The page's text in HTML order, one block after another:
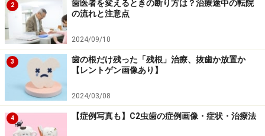
スクは排除できませんでした。しかしCAD/CAM冠は金属
を全く使用しないため、金属アレルギーの心配がなくな
ります。
■歯の切削量
かぶせものは厚みによって強度が決定します。実用に耐
えられる強度を得るためには、金属冠よりも厚みが必要
になります。歯の大きさを元々の自分の歯の大きさにす
2
歯医者を変えるときの断り方は？治療途中の転院
の流れと注意点
2024/09/10
3
歯の根だけ残った「残根」治療、抜歯か放置か
【レントゲン画像あり】
2024/03/08
4 【症例写真も】C2虫歯の症例画像・症状・治療法